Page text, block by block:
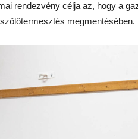
rendezvény célja az, hogy a
megmentésében.